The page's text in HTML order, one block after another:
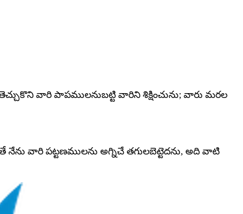
వారి పాపములనుబట్టి వారిని శిక్షించును; వారు మరల
వారి పట్టణములను అగ్నిచే తగులబెట్టెదను, అది వాటి